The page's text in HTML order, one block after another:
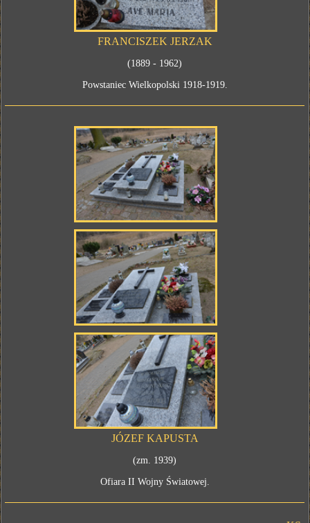
FRANCISZEK JERZAK
(1889 - 1962)
Powstaniec Wielkopolski 1918-1919.
JÓZEF KAPUSTA
(zm. 1939)
Ofiara II Wojny Światowej.